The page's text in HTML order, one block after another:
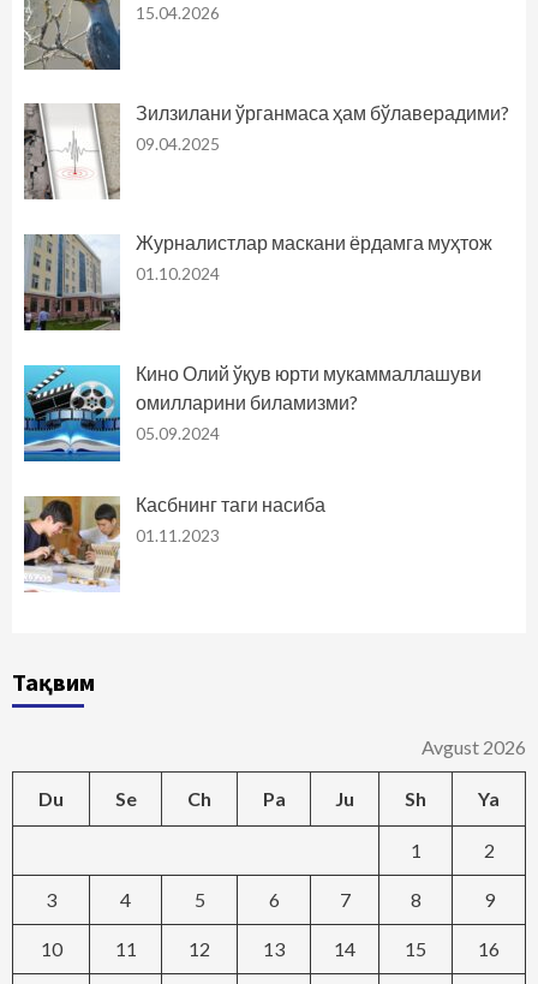
15.04.2026
Зилзилани ўрганмаса ҳам бўлаверадими?
09.04.2025
Журналистлар маскани ёрдамга муҳтож
01.10.2024
Кино Олий ўқув юрти мукаммаллашуви
омилларини биламизми?
05.09.2024
Касбнинг таги насиба
01.11.2023
Тақвим
Avgust 2026
Du Se Ch Pa Ju Sh Ya
1 2
3 4 5 6 7 8 9
10 11 12 13 14 15 16